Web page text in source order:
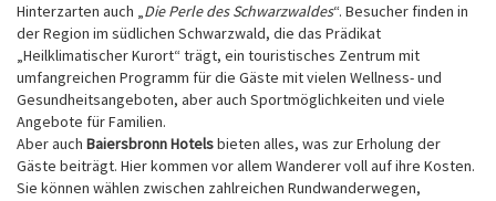
Hinterzarten auch „Die Perle des Schwarzwaldes“. Besucher finden in
der Region im südlichen Schwarzwald, die das Prädikat
„Heilklimatischer Kurort“ trägt, ein touristisches Zentrum mit
umfangreichen Programm für die Gäste mit vielen Wellness- und
Gesundheitsangeboten, aber auch Sportmöglichkeiten und viele
Angebote für Familien.
Aber auch Baiersbronn Hotelsbieten alles, was zur Erholung der
Gäste beiträgt. Hier kommen vor allem Wanderer voll auf ihre Kosten.
Sie können wählen zwischen zahlreichen Rundwanderwegen,